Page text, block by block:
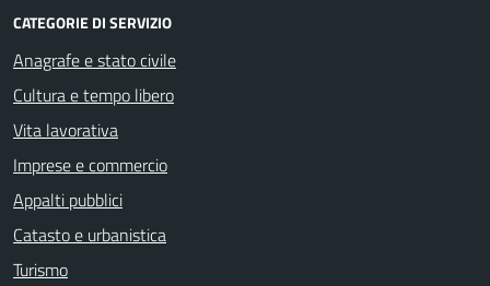
CATEGORIE DI SERVIZIO
Anagrafe e stato civile
Cultura e tempo libero
Vita lavorativa
Imprese e commercio
Appalti pubblici
Catasto e urbanistica
Turismo